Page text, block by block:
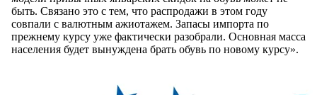
быть. Связано это с тем, что распродажи в этом году
совпали с валютным ажиотажем. Запасы импорта по
прежнему курсу уже фактически разобрали. Основная масса
населения будет вынуждена брать обувь по новому курсу».